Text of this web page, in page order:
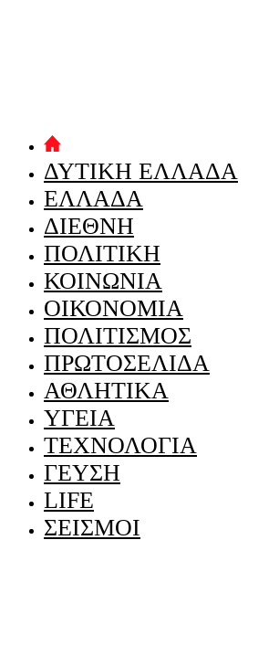
ΔΥΤΙΚΗ ΕΛΛΑΔΑ
ΕΛΛΑΔΑ
ΔΙΕΘΝΗ
ΠΟΛΙΤΙΚΗ
ΚΟΙΝΩΝΙΑ
ΟΙΚΟΝΟΜΙΑ
ΠΟΛΙΤΙΣΜΟΣ
ΠΡΩΤΟΣΕΛΙΔΑ
ΑΘΛΗΤΙΚΑ
ΥΓΕΙΑ
ΤΕΧΝΟΛΟΓΙΑ
ΓΕΥΣΗ
LIFE
ΣΕΙΣΜΟΙ